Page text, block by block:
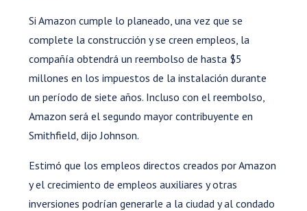
Si Amazon cumple lo planeado, una vez que se
complete la construcción y se creen empleos, la
compañía obtendrá un reembolso de hasta $5
millones en los impuestos de la instalación durante
un período de siete años. Incluso con el reembolso,
Amazon será el segundo mayor contribuyente en
Smithfield, dijo Johnson.
Estimó que los empleos directos creados por Amazon
y el crecimiento de empleos auxiliares y otras
inversiones podrían generarle a la ciudad y al condado